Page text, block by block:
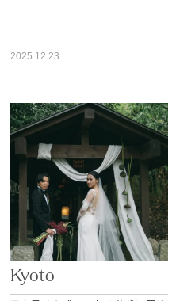
2025.12.23
Kyoto